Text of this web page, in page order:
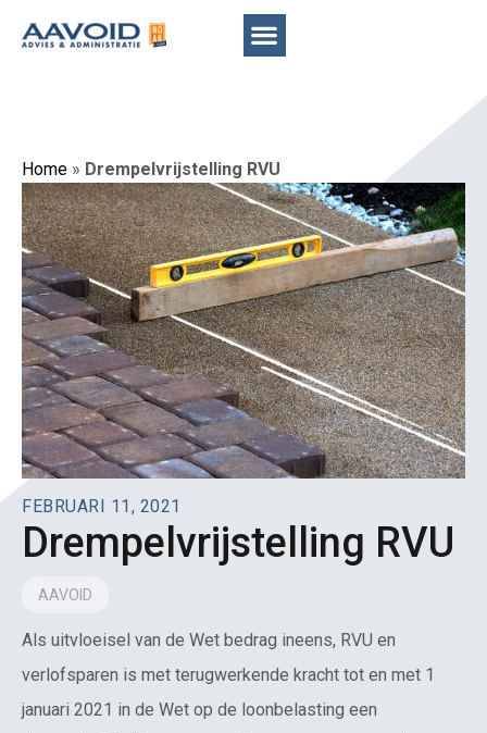
Home » Drempelvrijstelling RVU
FEBRUARI 11, 2021
Drempelvrijstelling RVU
AAVOID
Als uitvloeisel van de Wet bedrag ineens, RVU en
verlofsparen is met terugwerkende kracht tot en met 1
januari 2021 in de Wet op de loonbelasting een